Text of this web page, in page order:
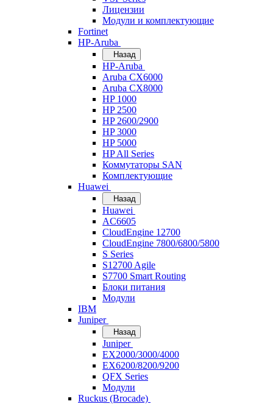
Лицензии
Модули и комплектующие
Fortinet
HP-Aruba
Назад
HP-Aruba
Aruba CX6000
Aruba CX8000
HP 1000
HP 2500
HP 2600/2900
HP 3000
HP 5000
HP All Series
Коммутаторы SAN
Комплектующие
Huawei
Назад
Huawei
AC6605
CloudEngine 12700
CloudEngine 7800/6800/5800
S Series
S12700 Agile
S7700 Smart Routing
Блоки питания
Модули
IBM
Juniper
Назад
Juniper
EX2000/3000/4000
EX6200/8200/9200
QFX Series
Модули
Ruckus (Brocade)